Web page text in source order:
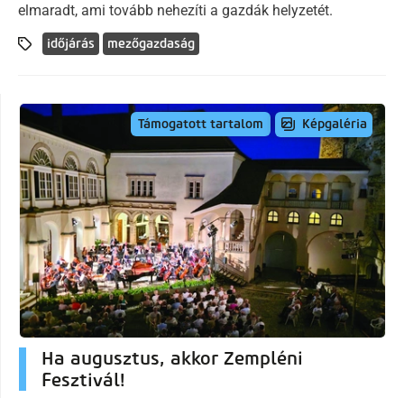
elmaradt, ami tovább nehezíti a gazdák helyzetét.
időjárás mezőgazdaság
Támogatott tartalom Képgaléria
Ha augusztus, akkor Zempléni
Fesztivál!